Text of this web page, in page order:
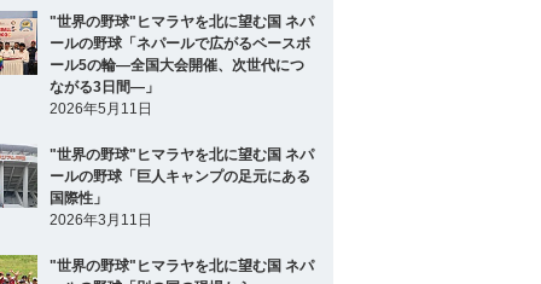
"世界の野球"ヒマラヤを北に望む国 ネパ
ールの野球「ネパールで広がるベースボ
ール5の輪―全国大会開催、次世代につ
ながる3日間―」
2026年5月11日
"世界の野球"ヒマラヤを北に望む国 ネパ
ールの野球「巨人キャンプの足元にある
国際性」
2026年3月11日
"世界の野球"ヒマラヤを北に望む国 ネパ